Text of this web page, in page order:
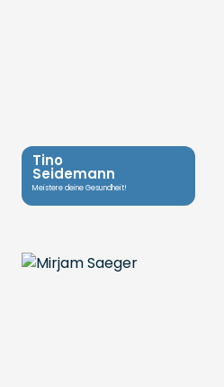
Tino
Seidemann
Meistere deine Gesundheit!